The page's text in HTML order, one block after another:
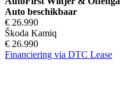
Auto beschikbaar
€ 26.990
Škoda Kamiq
€ 26.990
Financiering via DTC Lease